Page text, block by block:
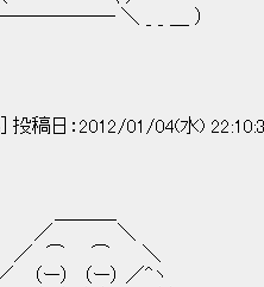
_ _ ＿ ）
投稿日：2012/01/04(水)
＼
） ／^ヽ